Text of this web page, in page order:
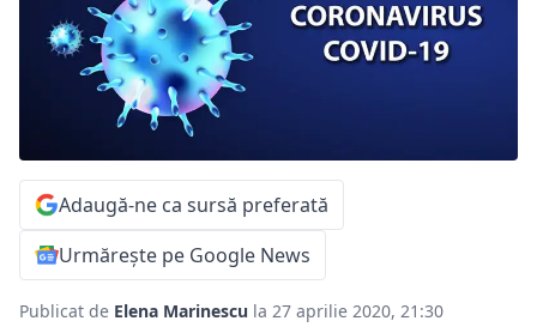
Adaugă-ne ca sursă preferată
Urmărește pe Google News
Publicat de Elena Marinescu la 27 aprilie 2020, 21:30